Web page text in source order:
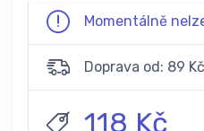
Momentálně
Doprava od: 89 Kč
118 Kč